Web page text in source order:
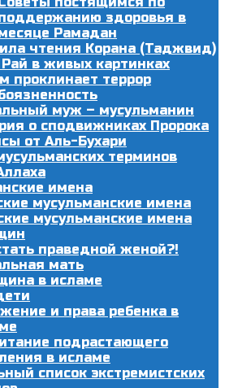
здоровья в
Рамадан
чтения Корана (Таджвид)
в живых картинках
проклинает террор
муж – мусульманин
о сподвижниках Пророка
от Аль-Бухари
терминов
имена
мусульманские имена
мусульманские имена
праведной женой?!
мать
в исламе
и права ребенка в
подрастающего
в исламе
список экстремистских